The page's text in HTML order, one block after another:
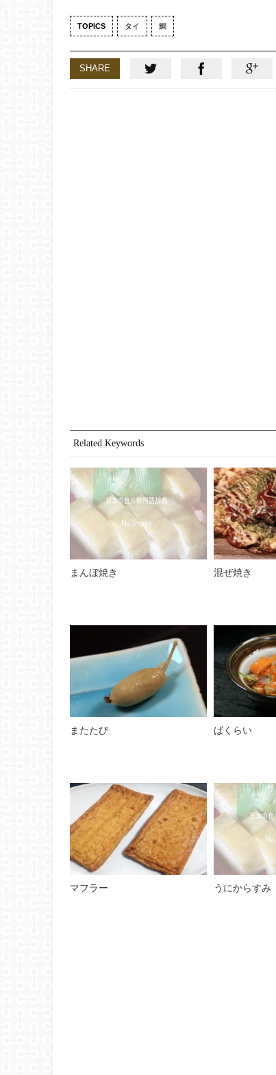
TOPICS タイ 鯛
SHARE
Related Keywords
まんぼ焼き 混ぜ焼き
またたび ばくらい
マフラー うにからすみ